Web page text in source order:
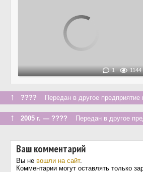
1 1144
↑ ???? Передан в другое предприятие
↑ 2005 г. — ???? Передан в другое
Ваш комментарий
Вы не вошли на сайт.
Комментарии могут оставлять только